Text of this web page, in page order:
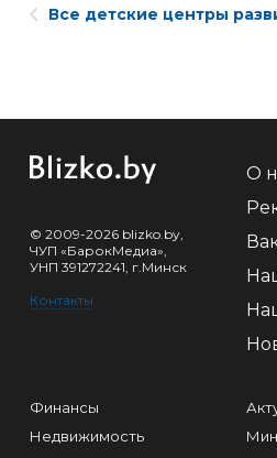
Все детские центры
© 2009-2026 blizko.by,
ЧУП «БарокМедиа»,
УНП 391272241, г.Минск
Контакты
О
Финансы
Недвижимость